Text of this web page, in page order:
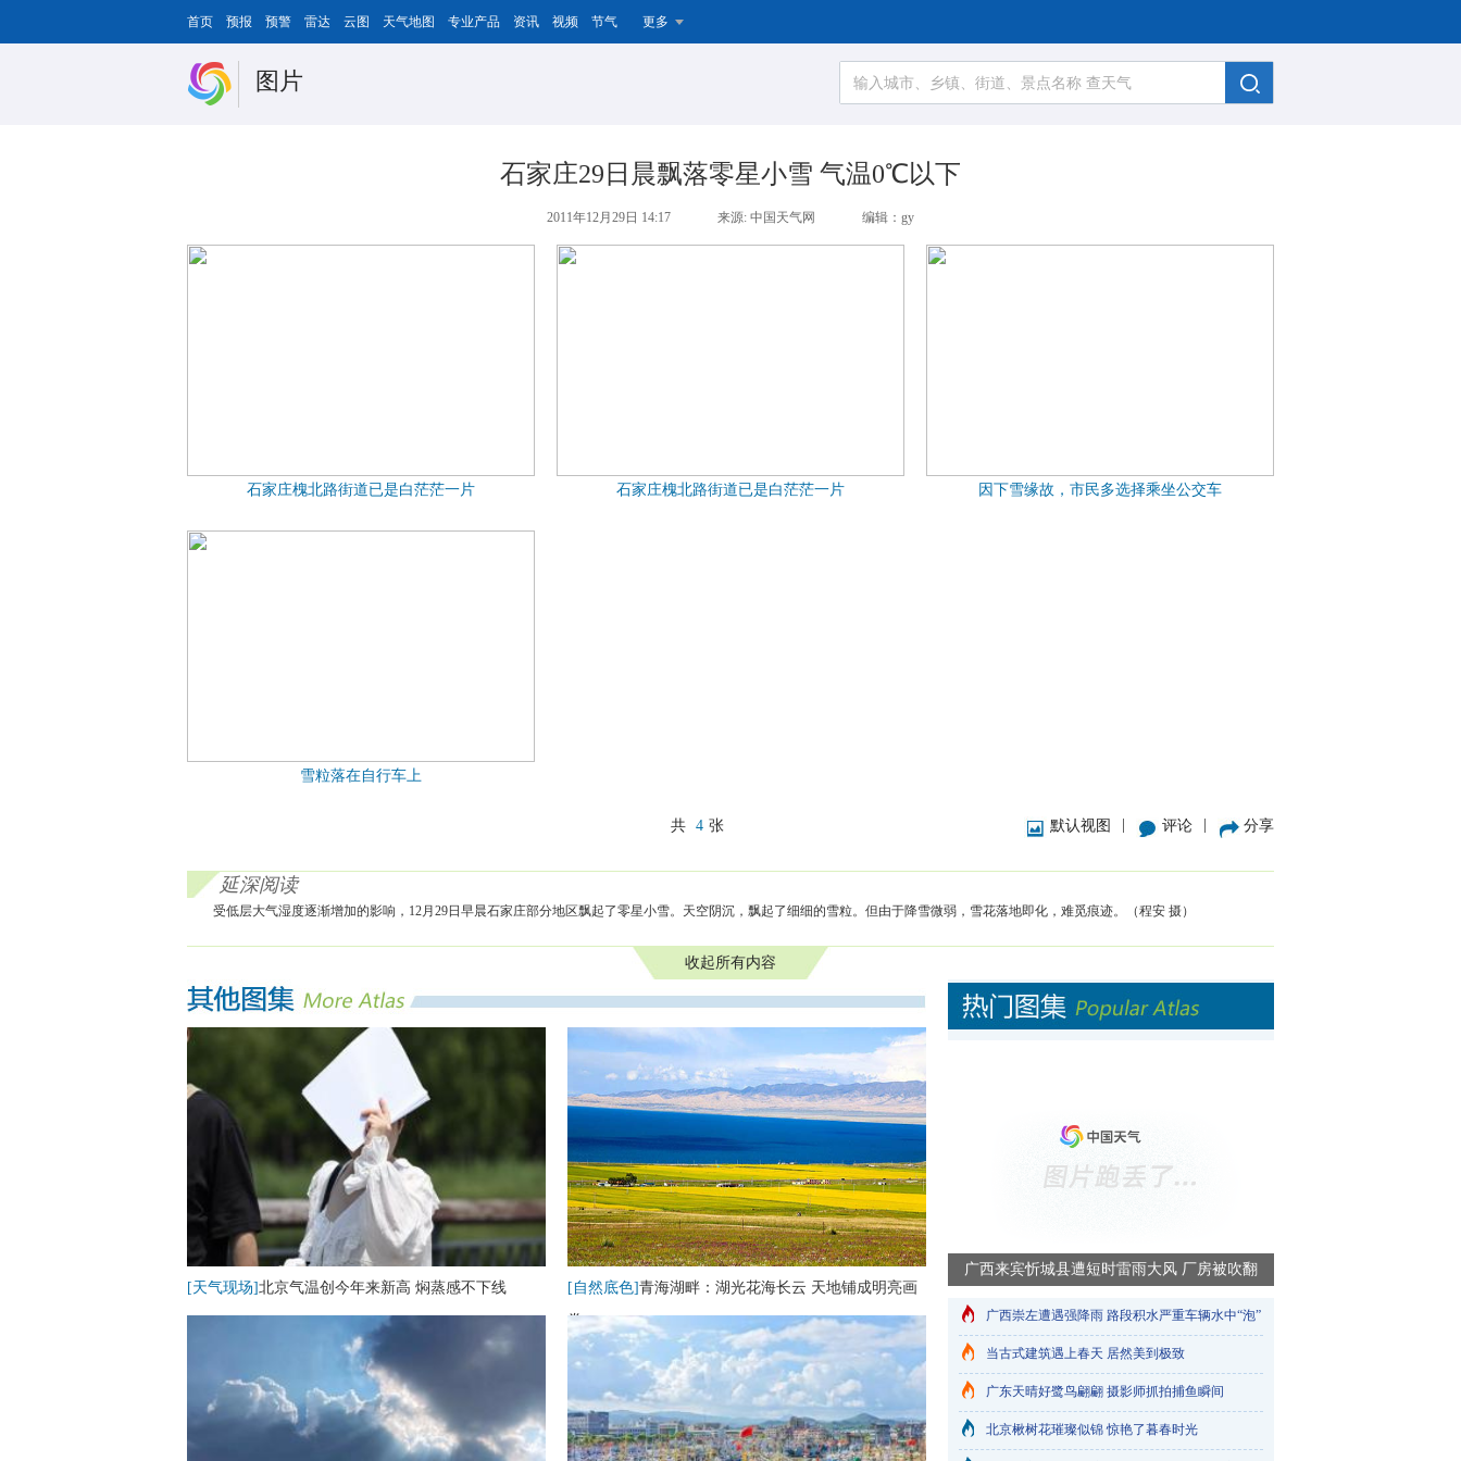
首页 预报 预警 雷达 云图 天气地图 专业产品 资讯 视频 节气 更多
图片
石家庄29日晨飘落零星小雪 气温0℃以下
2011年12月29日 14:17 来源: 中国天气网 编辑：gy
石家庄槐北路街道已是白茫茫一片 石家庄槐北路街道已是白茫茫一片 因下雪缘故，市民多选择乘坐公交车
雪粒落在自行车上
共 4 张 默认视图 评论 分享
延深阅读
受低层大气湿度逐渐增加的影响，12月29日早晨石家庄部分地区飘起了零星小雪。天空阴沉，飘起了细细的雪粒。但由于降雪微弱，雪花落地即化，难觅痕迹。（程安 摄）
收起所有内容
[天气现场]北京气温创今年来新高 焖蒸感不下线 [自然底色]青海湖畔：湖光花海长云 天地铺成明亮画
卷
广西来宾忻城县遭短时雷雨大风 厂房被吹翻
广西崇左遭遇强降雨 路段积水严重车辆水中“泡”​
当古式建筑遇上春天 居然美到极致
广东天晴好鹭鸟翩翩 摄影师抓拍捕鱼瞬间
北京楸树花璀璨似锦 惊艳了暮春时光